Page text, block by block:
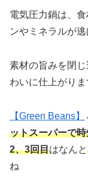
電気圧力鍋は、
ンやミネラルが逃
素材の旨みを閉
わいに仕上がりま
【Green Beans】
ットスーパーで時
2、3回目はなんと
ね